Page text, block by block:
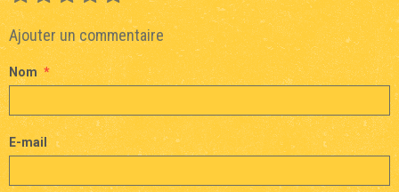
Ajouter un commentaire
Nom
E-mail